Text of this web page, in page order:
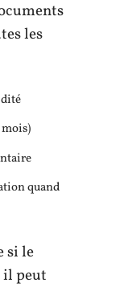
les
quand
si le
il peut